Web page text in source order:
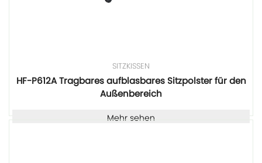
SITZKISSEN
HF-P612A Tragbares aufblasbares Sitzpolster für den
Außenbereich
Mehr sehen